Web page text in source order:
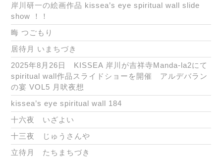
岸川研一の絵画作品 kissea’s eye spiritual wall slide
show ！！
晦 つごもり
居待月 いまちづき
2025年8月26日 KISSEA 岸川が吉祥寺Manda-la2にて
spiritual wall作品スライドショーを開催 アルデバラン
の宴 VOL5 月吠夜想
kissea’s eye spiritual wall 184
十六夜 いざよい
十三夜 じゅうさんや
立待月 たちまちづき